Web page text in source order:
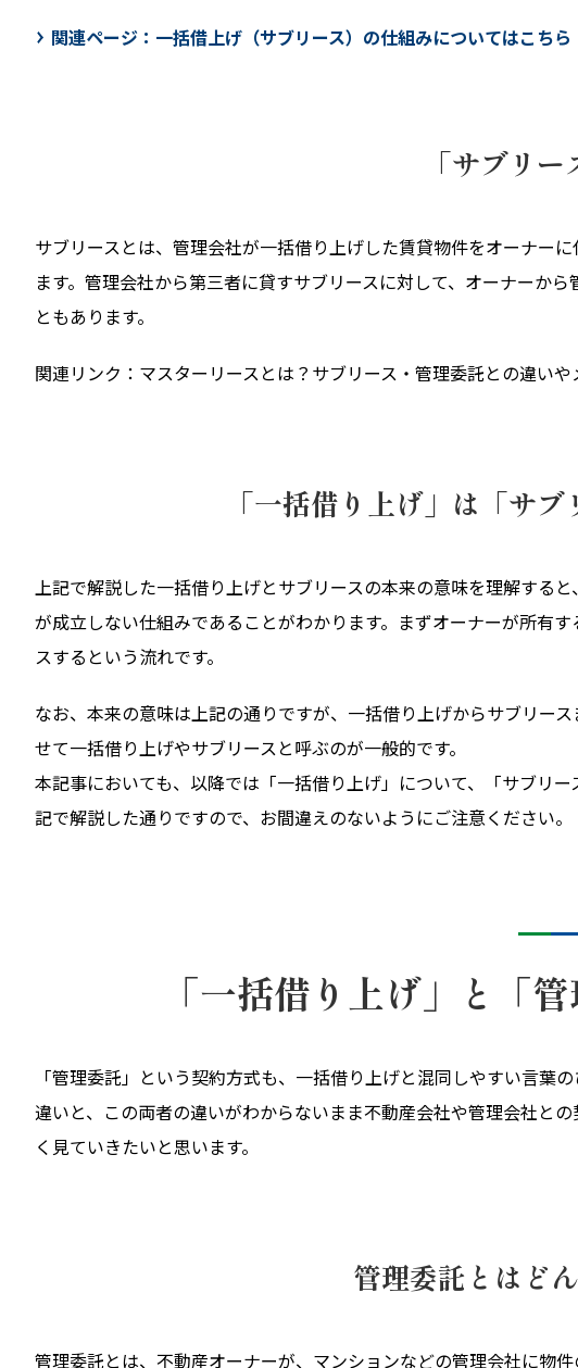
関連ページ： 一括借上げ（サブリース）の仕組みについてはこちら
「サブリ
サブリースとは、管理会社が一括借り上げした賃貸物件をオーナー
ます。管理会社から第三者に貸すサブリースに対して、オーナーか
ともあります。
関連リンク： マスターリースとは？サブリース・管理委託との違い
「一括借り上げ」は「サ
上記で解説した一括借り上げとサブリースの本来の意味を理解する
が成立しない仕組みであることがわかります。まずオーナーが所有
スするという流れです。
なお、本来の意味は上記の通りですが、一括借り上げからサブリー
せて一括借り上げやサブリースと呼ぶのが一般的です。
本記事においても、以降では「一括借り上げ」について、「サブリ
記で解説した通りですので、お間違えのないようにご注意ください。
「一括借り上げ」と「
「管理委託」という契約方式も、一括借り上げと混同しやすい言葉
違いと、この両者の違いがわからないまま不動産会社や管理会社と
く見ていきたいと思います。
管理委託とはど
管理委託とは、不動産オーナーが、マンションなどの管理会社に物